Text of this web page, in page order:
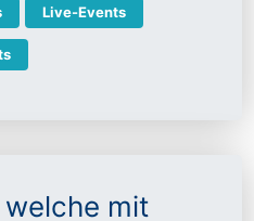
Live-Events
welche mit